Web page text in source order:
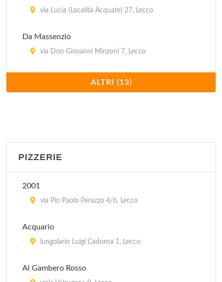
via Lucia (Località Acquate) 27, Lecco
Da Massenzio
via Don Giovanni Minzoni 7, Lecco
corso Bergamo 9, Lecco
Malpensata
Osteria del Torchio
Osteria del Viaggiatore
ALTRI (13)
PIZZERIE
2001
via Pio Paolo Perazzo 4/6, Lecco
Acquario
lungolario Luigi Cadorna 1, Lecco
Al Gambero Rosso